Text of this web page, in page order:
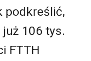
podkreślić,
106 tys.
FTTH